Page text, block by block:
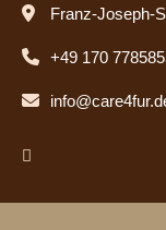
Franz-Joseph-
+49 170